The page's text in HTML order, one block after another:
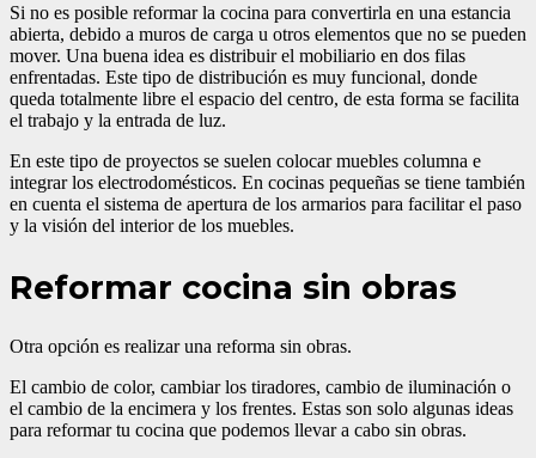
Si no es posible reformar la cocina para convertirla en una estancia
abierta, debido a muros de carga u otros elementos que no se pueden
mover. Una buena idea es distribuir el mobiliario en dos filas
enfrentadas. Este tipo de distribución es muy funcional, donde
queda totalmente libre el espacio del centro, de esta forma se facilita
el trabajo y la entrada de luz.
En este tipo de proyectos se suelen colocar muebles columna e
integrar los electrodomésticos. En cocinas pequeñas se tiene también
en cuenta el sistema de apertura de los armarios para facilitar el paso
y la visión del interior de los muebles.
Reformar cocina sin obras
Otra opción es realizar una reforma sin obras.
El cambio de color, cambiar los tiradores, cambio de iluminación o
el cambio de la encimera y los frentes. Estas son solo algunas ideas
para reformar tu cocina que podemos llevar a cabo sin obras.